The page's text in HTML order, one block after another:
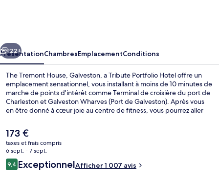
a
Tribute
Portfolio
Hotel
Suivant
122+
PrésentationChambresEmplacementConditions
The Tremont House, Galveston, a Tribute Portfolio Hotel offre un
emplacement sensationnel, vous installant à moins de 10 minutes de
marche de points d'intérêt comme Terminal de croisière du port de
Charleston et Galveston Wharves (Port de Galveston). Après vous
en être donné à cœur joie au centre de fitness, vous pourrez aller
verre dans l'un des 2 bars/salons. À moins de 5 minutes en voiture,
vous trouverez aussi des sites comme Galveston Island Historic
Pleasure Pier et Digue de Galveston. Le personnel attentionné et la
présentation générale remportent un franc succès auprès des
autres voyageurs.
Le
prix
actuel
est
de
173 €
taxes et frais compris
6 sept. - 7 sept.
Avis
voyageurs
9,49,4 sur 10
ExceptionnelAfficher 1 007 avis